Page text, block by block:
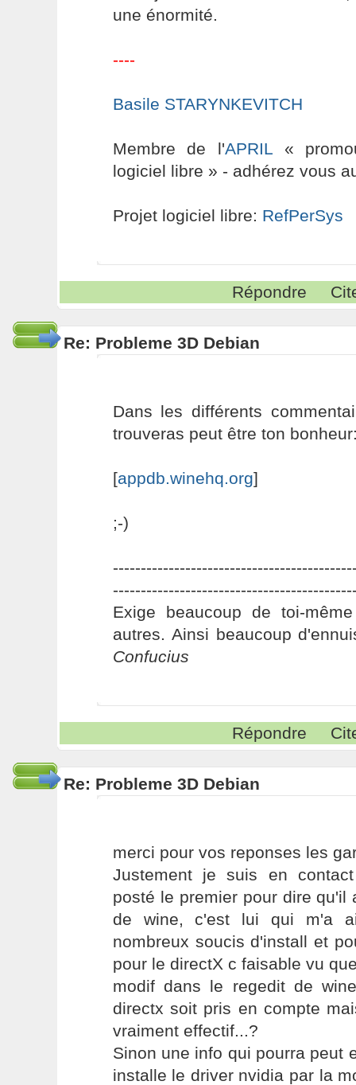
une énormité.
----
Basile STARYNKEVITCH
Membre de l'APRIL «
logiciel libre » - adhérez vous
Projet logiciel libre: RefPerSys
Répondre
Re: Probleme 3D Debian
Dans les différents
trouveras peut être ton
[appdb.winehq.org]
;-)
Exige beaucoup de toi-
autres. Ainsi beaucoup
Confucius
Répondre
Re: Probleme 3D Debian
merci pour vos reponses les
Justement je suis en
posté le premier pour dire qu'il
de wine, c'est lui qui m'a
nombreux soucis d'install et
pour le directX c faisable vu
modif dans le regedit de
directx soit pris en compte
vraiment effectif...?
Sinon une info qui pourra peut
installe le driver nvidia par la